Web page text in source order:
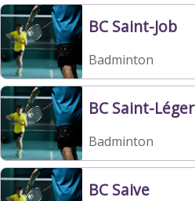
BC Saint-Job
Badminton
BC Saint-Léger
Badminton
BC Saive